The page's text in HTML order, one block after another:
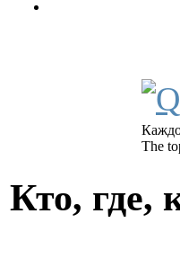
The
Кто, где,